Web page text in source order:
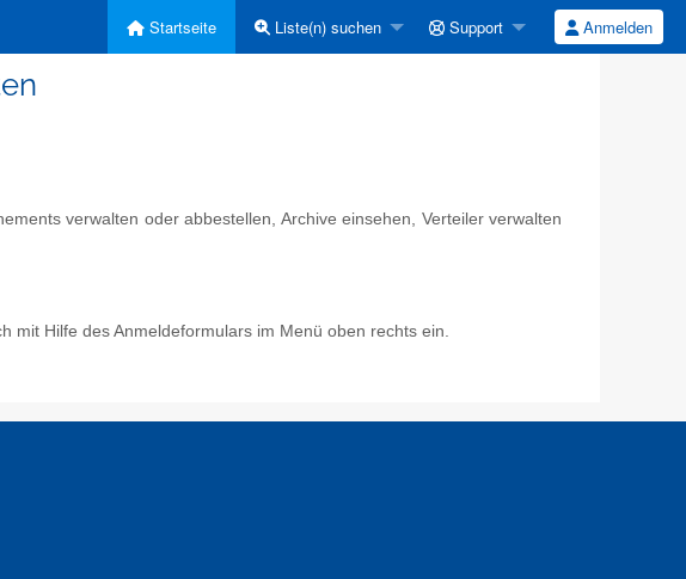
Startseite Liste(n) suchen Support Anmelden
verwalten oder abbestellen, Archive einsehen, Verteiler verwalten
mit Hilfe des Anmeldeformulars im Menü oben rechts ein.